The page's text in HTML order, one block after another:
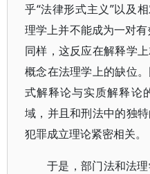
乎“法律形式主义”以及
理学上并不能成为一对
同样，这反应在解释学
概念在法理学上的缺位
式解释论与实质解释论
域，并且和刑法中的独
犯罪成立理论紧密相关。
于是，部门法和法